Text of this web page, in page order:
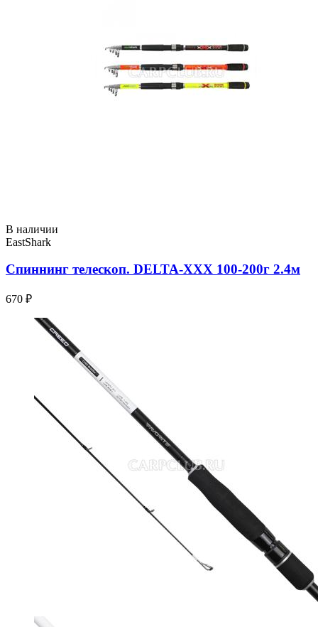
В наличии
EastShark
Спиннинг телескоп. DELTA-XXX 100-200г 2.4м
670 ₽